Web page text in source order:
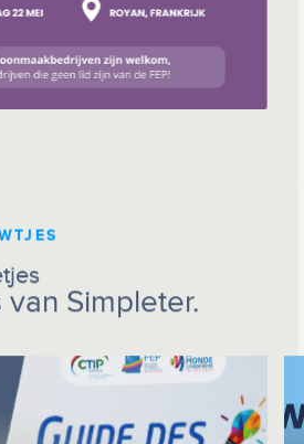
Simpleter.